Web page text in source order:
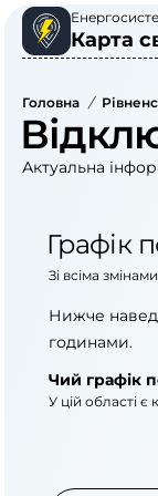
Карта
Головна /
Актуальна
Графік
Зі всіма
Нижче
годинами.
Чий графік
У цій області